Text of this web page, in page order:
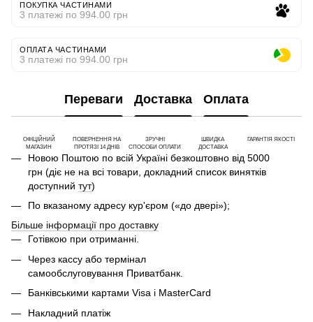
ПОКУПКА ЧАСТИНАМИ
3 платежі по 994.00 грн
ОПЛАТА ЧАСТИНАМИ
3 платежі по 994.00 грн
Переваги Доставка Оплата
ОФІЦІЙНИЙ
МАГАЗИН
ПОВЕРНЕННЯ НА
ПРОТЯЗІ 14 ДНІВ
ЗРУЧНІ
СПОСОБИ ОПЛАТИ
ШВИДКА
ДОСТАВКА
ГАРАНТІЯ ЯКОСТІ
Новою Поштою по всій Україні безкоштовно від 5000
грн (діє не на всі товари, докладний список винятків
доступний тут)
По вказаному адресу кур'єром («до двері»);
Більше інформації про доставку
Готівкою при отриманні.
Через кассу або термінал
самообслуговування Приватбанк.
Банківськими картами Visa і MasterCard
Накладний платіж